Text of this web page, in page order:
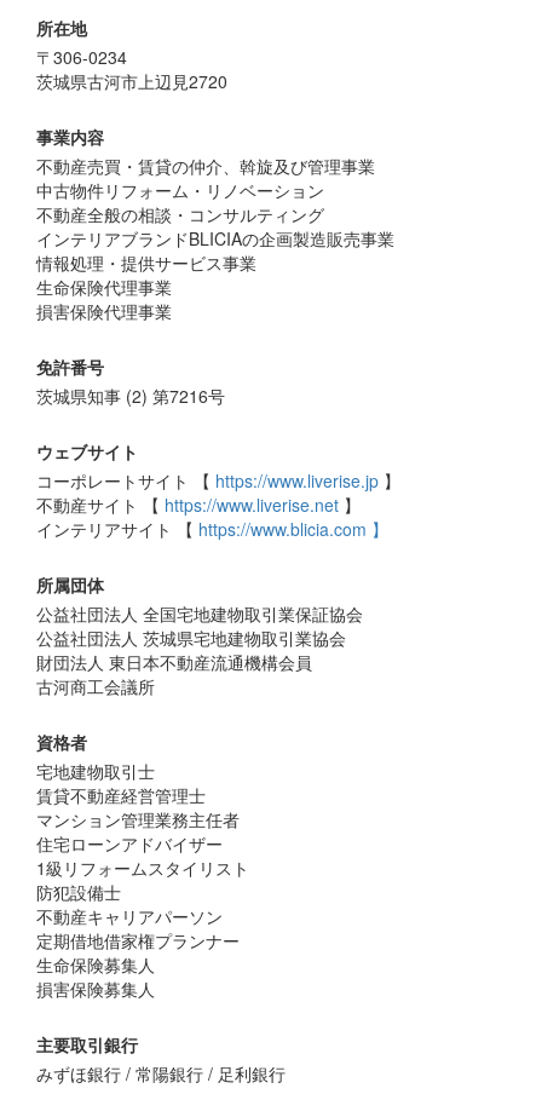
所在地
〒306-0234
茨城県古河市上辺見2720
事業内容
不動産売買・賃貸の仲介、斡旋及び管理事業
中古物件リフォーム・リノベーション
不動産全般の相談・コンサルティング
インテリアブランドBLICIAの企画製造販売事業
情報処理・提供サービス事業
生命保険代理事業
損害保険代理事業
免許番号
茨城県知事 (2) 第7216号
ウェブサイト
コーポレートサイト 【 https://www.liverise.jp 】
不動産サイト 【 https://www.liverise.net 】
インテリアサイト 【 https://www.blicia.com 】
所属団体
公益社団法人 全国宅地建物取引業保証協会
公益社団法人 茨城県宅地建物取引業協会
財団法人 東日本不動産流通機構会員
古河商工会議所
資格者
宅地建物取引士
賃貸不動産経営管理士
マンション管理業務主任者
住宅ローンアドバイザー
1級リフォームスタイリスト
防犯設備士
不動産キャリアパーソン
定期借地借家権プランナー
生命保険募集人
損害保険募集人
主要取引銀行
みずほ銀行 / 常陽銀行 / 足利銀行